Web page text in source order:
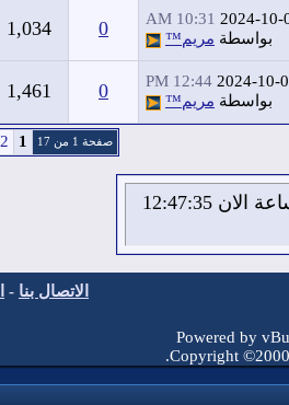
2024-10-
10:31 AM
بواسطة مريم™ 0
1,034
2024-10-
12:44 PM
بواسطة مريم™ 0
1,461
صفحة 1 من 17 1
2
الاحد 9 من اغسطس 2026 , الساعة الان 12:47:35
الاتصال بنا -
Powered by
Copyright